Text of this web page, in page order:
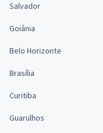
Salvador
Goiânia
Belo Horizonte
Brasília
Curitiba
Guarulhos